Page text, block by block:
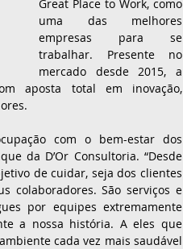
Great Place to Work, como
uma das melhores
empresas para se
trabalhar. Presente no
mercado desde 2015, a
aposta total em inovação,
com o bem-estar dos
da D’Or Consultoria. “Desde
de cuidar, seja dos clientes
colaboradores. São serviços e
por equipes extremamente
a nossa história. A eles que
cada vez mais saudável